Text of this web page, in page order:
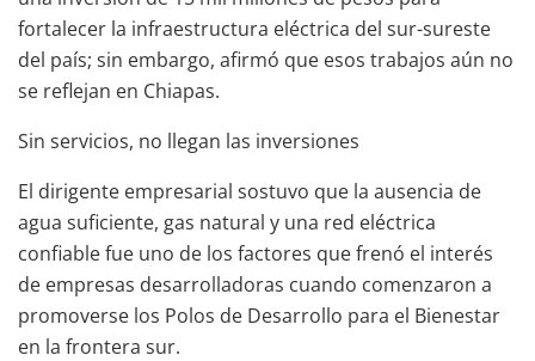
fortalecer la infraestructura eléctrica del sur-sureste
del país; sin embargo, afirmó que esos trabajos aún no
se reflejan en Chiapas.
Sin servicios, no llegan las inversiones
El dirigente empresarial sostuvo que la ausencia de
agua suficiente, gas natural y una red eléctrica
confiable fue uno de los factores que frenó el interés
de empresas desarrolladoras cuando comenzaron a
promoverse los Polos de Desarrollo para el Bienestar
en la frontera sur.